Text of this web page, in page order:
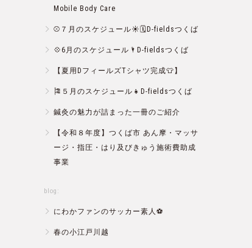
Mobile Body Care
⚾️７月のスケジュール☀️🗓D-fieldsつくば
💠6月のスケジュール🌂D-fieldsつくば
【夏用DフィールズTシャツ完成👕】
🎏５月のスケジュール👧D-fieldsつくば
鍼灸の魅力が詰まった一冊のご紹介
【令和８年度】つくば市 あん摩・マッサ
ージ・指圧・はり及びきゅう施術費助成
事業
blog:
にわかファンのサッカー素人⚽️
春の小江戸川越